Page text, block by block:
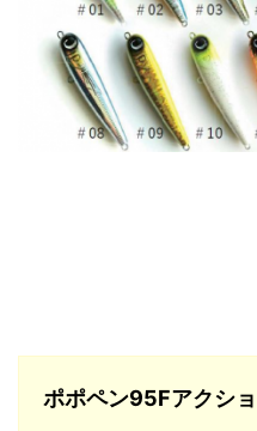
ポポペン95Fアクシ